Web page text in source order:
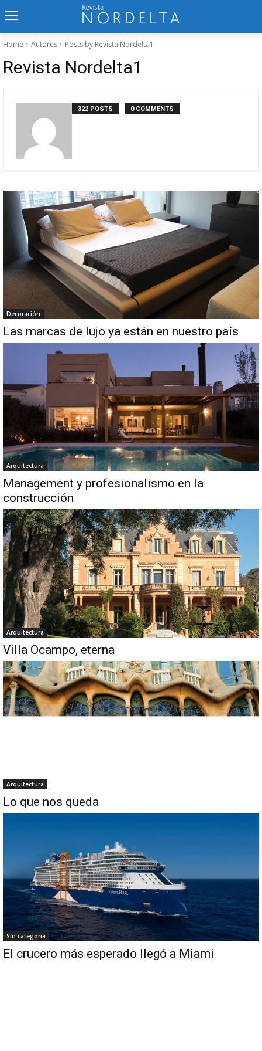
Home Autores Posts by Revista Nordelta1
Revista Nordelta1
322 POSTS 0 COMMENTS
Decoración
Las marcas de lujo ya están en nuestro país
Arquitectura
Management y profesionalismo en la
construcción
Arquitectura
Villa Ocampo, eterna
Arquitectura
Lo que nos queda
Sin categoría
El crucero más esperado llegó a Miami